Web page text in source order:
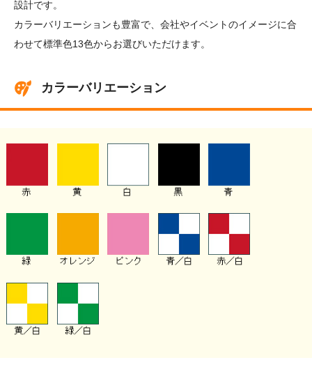
設計です。
カラーバリエーションも豊富で、会社やイベントのイメージに合
わせて標準色13色からお選びいただけます。
カラーバリエーション